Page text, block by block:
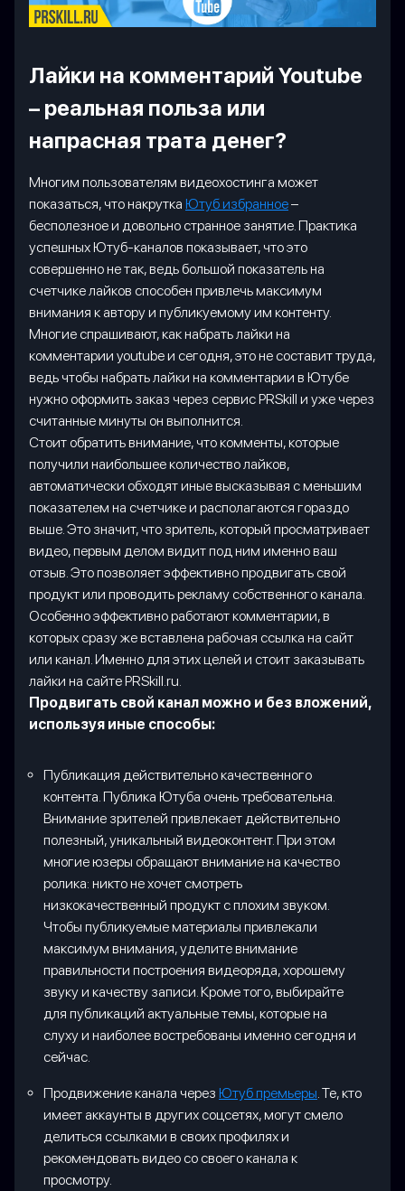
Лайки на комментарий Youtube
– реальная польза или
напрасная трата денег?
Многим пользователям видеохостинга может
показаться, что накрутка Ютуб избранное–
бесполезное и довольно странное занятие. Практика
успешных Ютуб-каналов показывает, что это
совершенно не так, ведь большой показатель на
счетчике лайков способен привлечь максимум
внимания к автору и публикуемому им контенту.
Многие спрашивают, как набрать лайки на
комментарии youtube и сегодня, это не составит труда,
ведь чтобы набрать лайки на комментарии в Ютубе
нужно оформить заказ через сервис PRSkill и уже через
считанные минуты он выполнится.
Стоит обратить внимание, что комменты, которые
получили наибольшее количество лайков,
автоматически обходят иные высказывая с меньшим
показателем на счетчике и располагаются гораздо
выше. Это значит, что зритель, который просматривает
видео, первым делом видит под ним именно ваш
отзыв. Это позволяет эффективно продвигать свой
продукт или проводить рекламу собственного канала.
Особенно эффективно работают комментарии, в
которых сразу же вставлена рабочая ссылка на сайт
или канал. Именно для этих целей и стоит заказывать
лайки на сайте PRSkill.ru.
Продвигать свой канал можно и без вложений,
используя иные способы:
Публикация действительно качественного
контента. Публика Ютуба очень требовательна.
Внимание зрителей привлекает действительно
полезный, уникальный видеоконтент. При этом
многие юзеры обращают внимание на качество
ролика: никто не хочет смотреть
низкокачественный продукт с плохим звуком.
Чтобы публикуемые материалы привлекали
максимум внимания, уделите внимание
правильности построения видеоряда, хорошему
звуку и качеству записи. Кроме того, выбирайте
для публикаций актуальные темы, которые на
слуху и наиболее востребованы именно сегодня и
сейчас.
Продвижение канала через Ютуб премьеры. Те, кто
имеет аккаунты в других соцсетях, могут смело
делиться ссылками в своих профилях и
рекомендовать видео со своего канала к
просмотру.